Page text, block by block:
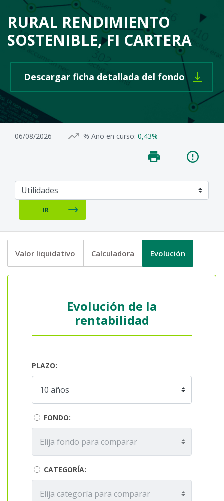
RURAL RENDIMIENTO
SOSTENIBLE, FI CARTERA
Descargar ficha detallada del fondoSe abre
06/08/2026 % Año en curso: 0,43%
IR
Valor liquidativo Calculadora Evolución
Evolución de la
rentabilidad
PLAZO:
FONDO:
CATEGORÍA: